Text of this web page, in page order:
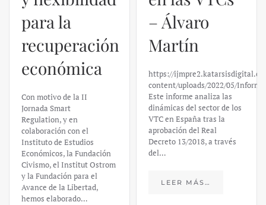
para la
recuperación
económica
Con motivo de la II
Jornada Smart
Regulation, y en
colaboración con el
Instituto de Estudios
Económicos, la Fundación
Civismo, el Institut Ostrom
y la Fundación para el
Avance de la Libertad,
hemos elaborado…
– Álvaro
Martín
https://
content/uploads/2022/05/
Este informe analiza las
dinámicas del sector de los
VTC en España tras la
aprobación del Real
Decreto 13/2018, a través
del…
LEER MÁS…